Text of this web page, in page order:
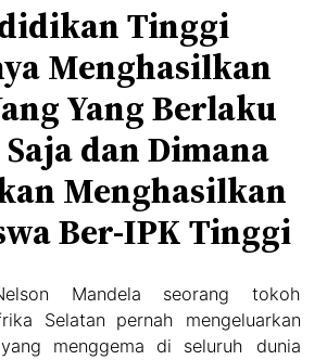
Tinggi
Menghasilkan
Yang Berlaku
dan Dimana
Menghasilkan
Ber-IPK Tinggi
Mandela seorang tokoh
Selatan pernah mengeluarkan
menggema di seluruh dunia